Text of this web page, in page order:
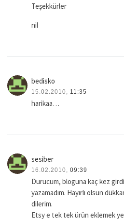
Teşekkürler
nil
bedisko
15.02.2010, 11:35
harikaa…
sesiber
16.02.2010, 09:39
Durucum, bloguna kaç kez
yazamadım. Hayırlı olsun
dilerim.
Etsy e tek tek ürün eklemek